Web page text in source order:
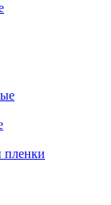
пленки